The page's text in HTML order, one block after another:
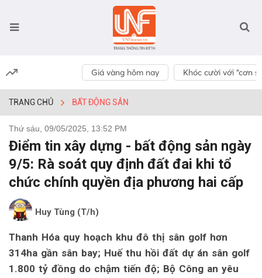
Giá vàng hôm nay Khóc cười với “cơn
TRANG CHỦ BẤT ĐỘNG SẢN
Thứ sáu, 09/05/2025, 13:52 PM
Điểm tin xây dựng - bất động sản ngày
9/5: Rà soát quy định đất đai khi tổ
chức chính quyền địa phương hai cấp
Huy Tùng (T/h)
Thanh Hóa quy hoạch khu đô thị sân golf hơn
314ha gần sân bay; Huế thu hồi đất dự án sân golf
1.800 tỷ đồng do chậm tiến độ; Bộ Công an yêu